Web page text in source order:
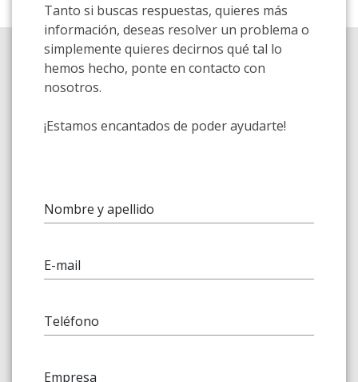
Tanto si buscas respuestas, quieres más
información, deseas resolver un problema o
simplemente quieres decirnos qué tal lo
hemos hecho, ponte en contacto con
nosotros.
¡Estamos encantados de poder ayudarte!
Nombre y apellido
E-mail
Teléfono
Empresa